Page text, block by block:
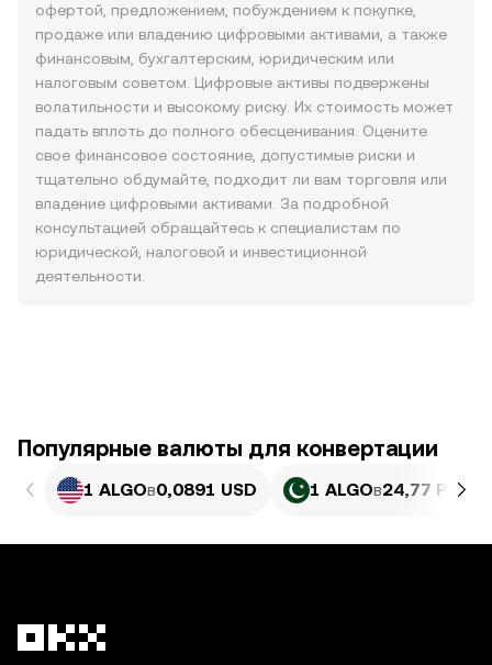
офертой, предложением, побуждением к покупке,
продаже или владению цифровыми активами, а также
финансовым, бухгалтерским, юридическим или
налоговым советом. Цифровые активы подвержены
волатильности и высокому риску. Их стоимость может
падать вплоть до полного обесценивания. Оцените
свое финансовое состояние, допустимые риски и
тщательно обдумайте, подходит ли вам торговля или
владение цифровыми активами. За подробной
консультацией обращайтесь к специалистам по
юридической, налоговой и инвестиционной
деятельности.
Популярные валюты для конвертации
1 ALGOв0,0891 USD 1 ALGOв24,77 PKR